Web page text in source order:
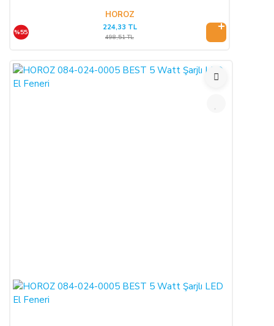
HOROZ
%55
224,33 TL
498,51 TL